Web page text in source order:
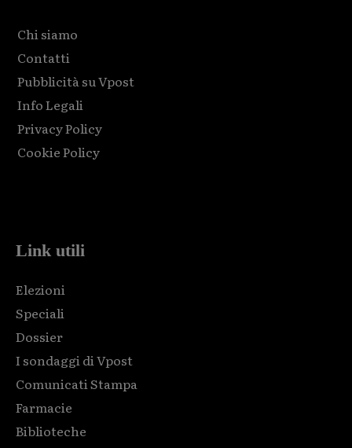
Chi siamo
Contatti
Pubblicità su Vpost
Info Legali
Privacy Policy
Cookie Policy
Link utili
Elezioni
Speciali
Dossier
I sondaggi di Vpost
Comunicati Stampa
Farmacie
Biblioteche